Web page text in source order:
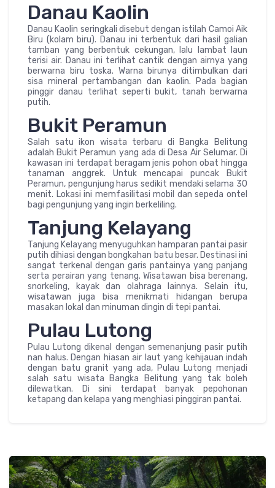
Danau Kaolin
Danau Kaolin seringkali disebut dengan istilah Camoi Aik
Biru (kolam biru). Danau ini terbentuk dari hasil galian
tamban yang berbentuk cekungan, lalu lambat laun
terisi air. Danau ini terlihat cantik dengan airnya yang
berwarna biru toska. Warna birunya ditimbulkan dari
sisa mineral pertambangan dan kaolin. Pada bagian
pinggir danau terlihat seperti bukit, tanah berwarna
putih.
Bukit Peramun
Salah satu ikon wisata terbaru di Bangka Belitung
adalah Bukit Peramun yang ada di Desa Air Selumar. Di
kawasan ini terdapat beragam jenis pohon obat hingga
tanaman anggrek. Untuk mencapai puncak Bukit
Peramun, pengunjung harus sedikit mendaki selama 30
menit. Lokasi ini memfasilitasi mobil dan sepeda ontel
bagi pengunjung yang ingin berkeliling.
Tanjung Kelayang
Tanjung Kelayang menyuguhkan hamparan pantai pasir
putih dihiasi dengan bongkahan batu besar. Destinasi ini
sangat terkenal dengan garis pantainya yang panjang
serta perairan yang tenang. Wisatawan bisa berenang,
snorkeling, kayak dan olahraga lainnya. Selain itu,
wisatawan juga bisa menikmati hidangan berupa
masakan lokal dan minuman dingin di tepi pantai.
Pulau Lutong
Pulau Lutong dikenal dengan semenanjung pasir putih
nan halus. Dengan hiasan air laut yang kehijauan indah
dengan batu granit yang ada, Pulau Lutong menjadi
salah satu wisata Bangka Belitung yang tak boleh
dilewatkan. Di sini terdapat banyak pepohonan
ketapang dan kelapa yang menghiasi pinggiran pantai.